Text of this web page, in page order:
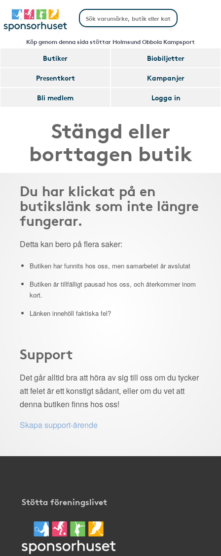
Köp genom denna sida stöttar Holmsund Obbola Kampsport
Butiker
Biobiljetter
Presentkort
Kampanjer
Bli medlem
Logga in
Stängd eller
borttagen butik
Du har klickat på en
butikslänk som inte längre
fungerar.
Detta kan bero på flera saker:
Butiken har funnits hos oss, men samarbetet är avslutat
Butiken är tillfälligt pausad hos oss, och återkommer inom
kort.
Länken innehöll faktiska fel?
Support
Det går alltid bra att höra av sig till oss om du tycker
att felet är ett konstigt sådant, eller om du vet att
denna butiken finns hos oss!
Skapa support-ärende
Stötta föreningslivet